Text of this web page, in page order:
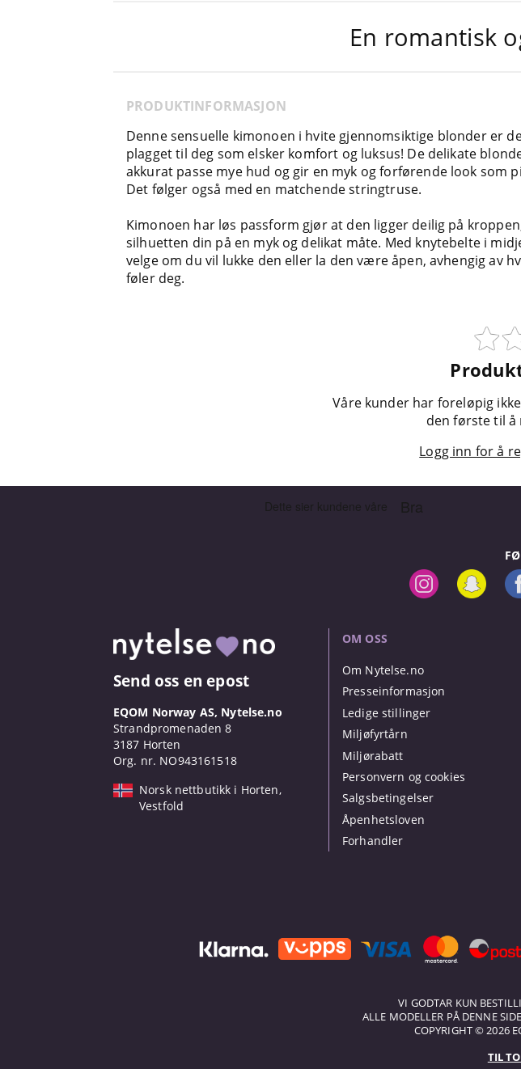
En romantisk
PRODUKTINFORMASJON
Denne sensuelle kimonoen i hvite gjennomsiktige blonder er
plagget til deg som elsker komfort og luksus! De delikate
akkurat passe mye hud og gir en myk og forførende look som
Det følger også med en matchende stringtruse.
Kimonoen har løs passform gjør at den ligger deilig på
silhuetten din på en myk og delikat måte. Med knytebelte i
velge om du vil lukke den eller la den være åpen, avhengig av
føler deg.
Våre kunder har foreløpig
den første til
Logg inn for å
Send oss en epost
EQOM Norway AS, Nytelse.no
Strandpromenaden 8
3187 Horten
Org. nr. NO943161518
Norsk nettbutikk i Horten,
Vestfold
OM OSS
Om Nytelse.no
Presseinformasjon
Ledige stillinger
Miljøfyrtårn
Miljørabatt
Personvern og cookies
Salgsbetingelser
Åpenhetsloven
Forhandler
VI GODTAR KUN
ALLE MODELLER PÅ DENNE
COPYRIGHT © 2026
TIL